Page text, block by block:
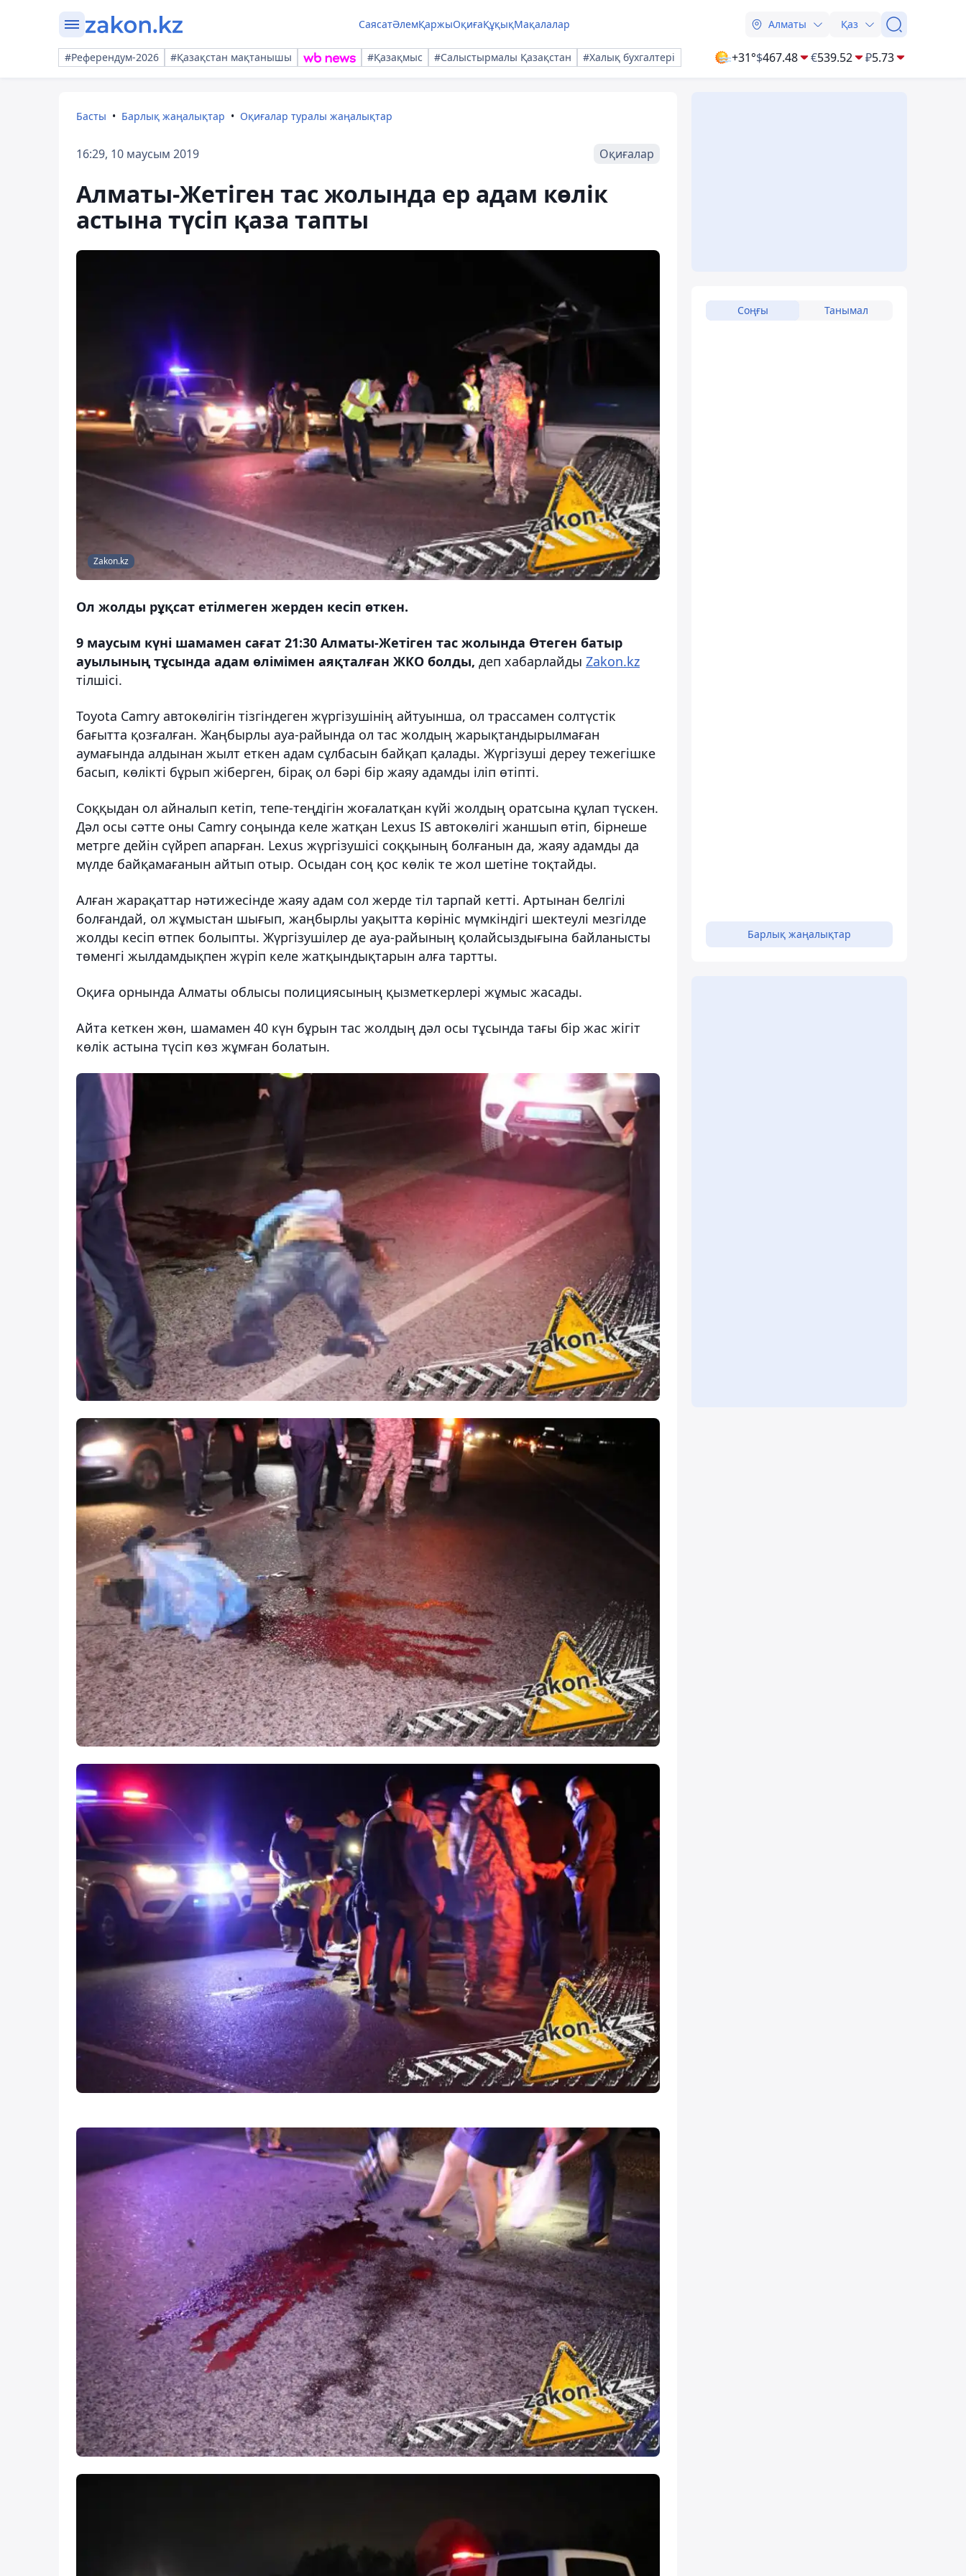
СаясатӘлемҚаржыОқиғаҚұқықМақалалар Алматы Қаз
#Референдум-2026 #Қазақстан мақтанышы #Қазақмыс #Салыстырмалы Қазақстан #Халық бухгалтері +31°$467.48 €539.52 ₽5.73
Басты Барлық жаңалықтар Оқиғалар туралы жаңалықтар
16:29, 10 маусым 2019 Оқиғалар
Алматы-Жетіген тас жолында ер адам көлік
астына түсіп қаза тапты
Zakon.kz
Ол жолды рұқсат етілмеген жерден кесіп өткен.
9 маусым күні шамамен сағат 21:30 Алматы-Жетіген тас жолында Өтеген батыр
ауылының тұсында адам өлімімен аяқталған ЖКО болды, деп хабарлайды Zakon.kz
тілшісі.
Toyota Camry автокөлігін тізгіндеген жүргізушінің айтуынша, ол трассамен солтүстік
бағытта қозғалған. Жаңбырлы ауа-райында ол тас жолдың жарықтандырылмаған
аумағында алдынан жылт еткен адам сұлбасын байқап қалады. Жүргізуші дереу тежегішке
басып, көлікті бұрып жіберген, бірақ ол бәрі бір жаяу адамды іліп өтіпті.
Соққыдан ол айналып кетіп, тепе-теңдігін жоғалатқан күйі жолдың оратсына құлап түскен.
Дәл осы сәтте оны Camry соңында келе жатқан Lexus IS автокөлігі жаншып өтіп, бірнеше
метрге дейін сүйреп апарған. Lexus жүргізушісі соққының болғанын да, жаяу адамды да
мүлде байқамағанын айтып отыр. Осыдан соң қос көлік те жол шетіне тоқтайды.
Алған жарақаттар нәтижесінде жаяу адам сол жерде тіл тарпай кетті. Артынан белгілі
болғандай, ол жұмыстан шығып, жаңбырлы уақытта көрініс мүмкіндігі шектеулі мезгілде
жолды кесіп өтпек болыпты. Жүргізушілер де ауа-райының қолайсыздығына байланысты
төменгі жылдамдықпен жүріп келе жатқындықтарын алға тартты.
Оқиға орнында Алматы облысы полициясының қызметкерлері жұмыс жасады.
Айта кеткен жөн, шамамен 40 күн бұрын тас жолдың дәл осы тұсында тағы бір жас жігіт
көлік астына түсіп көз жұмған болатын.
Соңғы Танымал
Барлық жаңалықтар